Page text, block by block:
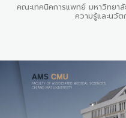
คณะเทคนิคการแพทย์ มหาวิทยา
ความรู้และนวั